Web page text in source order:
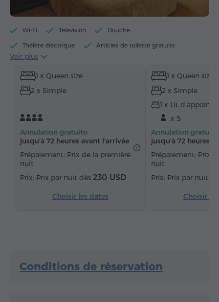
Wi-Fi Télévision Douche
Théière éléctrique Articles de toilette gratuits
Serviettes
Sèche-cheveux Armoire
Bureau Salon Canapé
Téléphone
Réveil Chaînes satellite
Moquette Réfrigérateur Thé/Café
Fer à repasser avec planche (sur demande)
Voir plus
1 x Queen size
2 x Simple
Annulation gratuite:
jusqu'à 72 heures avant l'arrivée
Prépaiement: Prix de la première
nuit
Prix par nuit dès 230 USD
Choisir les dates
1 x Queen size
2 x Simple
1 x Lit d'appoint
x 5
Annulation gratuite:
jusqu'à 72 heures
Prépaiement: Prix
nuit
Prix par nuit
Choisir
Conditions de réservation